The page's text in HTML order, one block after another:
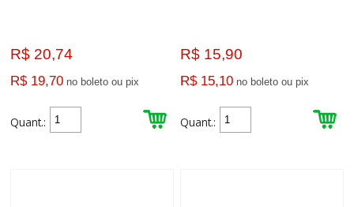
R$ 20,74
R$ 19,70 no boleto ou pix
Quant.:
R$ 15,90
R$ 15,10 no boleto ou pix
Quant.: